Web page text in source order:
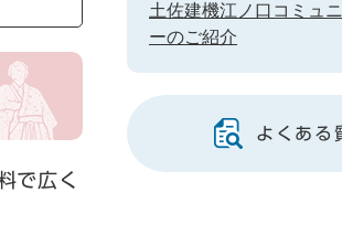
で広く
土佐建機江ノ口コミュ
ーのご紹介
よくある